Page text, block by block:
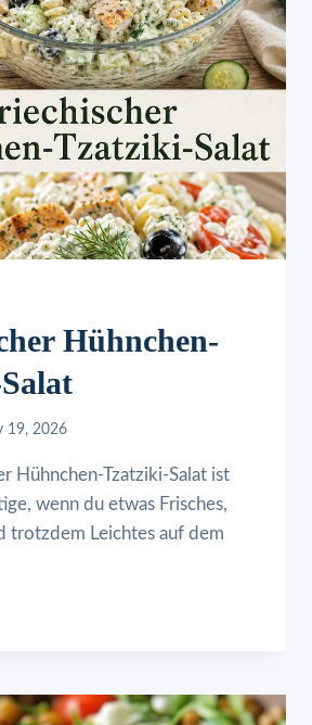
Hühnchen-
19, 2026
Hühnchen-Tzatziki-Salat ist
wenn du etwas Frisches,
trotzdem Leichtes auf dem